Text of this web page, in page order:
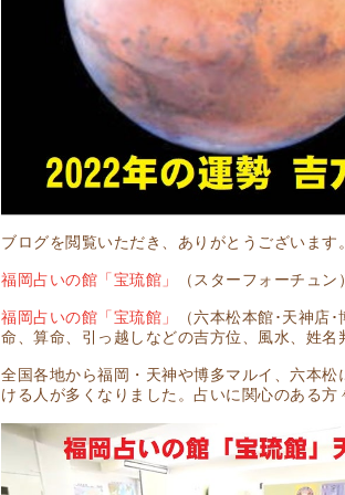
ブログを閲覧いただき、ありがとうございます。
福岡占いの館「宝琉館」 （スターフォーチュン
福岡占いの館「宝琉館」
（六本松本館･天神店
命、算命、引っ越しなどの吉方位、風水、姓名
全国各地から福岡・天神や博多マルイ、六本松
ける人が多くなりました。占いに関心のある方